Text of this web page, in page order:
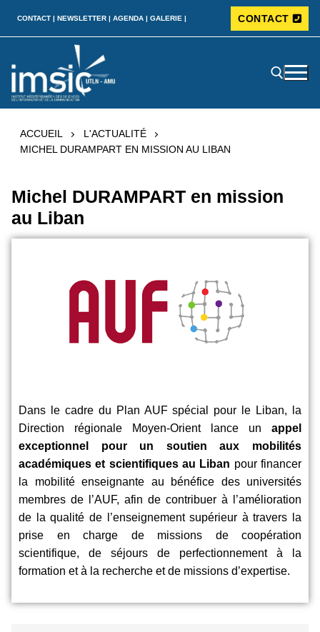
CONTACT | NEWSLETTER | AGENDA | GALERIE | CONTACT
ACCUEIL
L'ACTUALITÉ
MICHEL DURAMPART EN MISSION AU LIBAN
Michel DURAMPART en mission
au Liban
Dans le cadre du Plan AUF spécial pour le Liban, la
Direction régionale Moyen-Orient lance un appel
exceptionnel pour un soutien aux mobilités
académiques et scientifiques au Liban pour financer
la mobilité enseignante au bénéfice des universités
membres de l’AUF, afin de contribuer à l’amélioration
de la qualité de l’enseignement supérieur à travers la
prise en charge de missions de coopération
scientifique, de séjours de perfectionnement à la
formation et à la recherche et de missions d’expertise.